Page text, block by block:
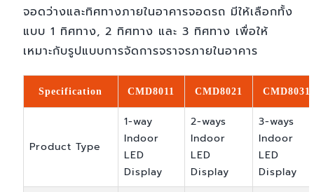
จอดว่างและทิศทางภายในอาคารจอดรถ มีให้เลือกทั้ง
แบบ 1 ทิศทาง, 2 ทิศทาง และ 3 ทิศทาง เพื่อให้
เหมาะกับรูปแบบการจัดการจราจรภายในอาคาร
Specification CMD8011 CMD8021 CMD8031
Product Type
1-way
Indoor
LED
Display
2-ways
Indoor
LED
Display
3-ways
Indoor
LED
Display